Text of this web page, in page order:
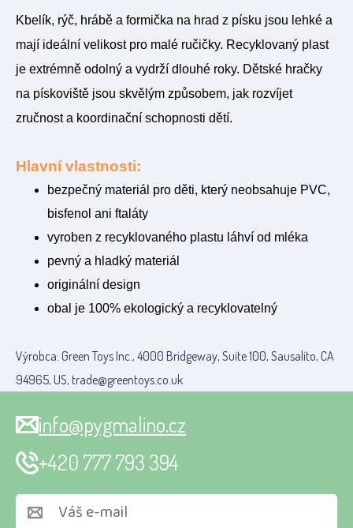
Kbelík, rýč, hrábě a formička na hrad z písku jsou lehké a
mají ideální velikost pro malé ručičky. Recyklovaný plast
je extrémně odolný a vydrží dlouhé roky. Dětské hračky
na pískoviště jsou skvělým způsobem, jak rozvíjet
zručnost a koordinační schopnosti dětí.
Hlavní vlastnosti:
bezpečný materiál pro děti, který neobsahuje PVC,
bisfenol ani ftaláty
vyroben z recyklovaného plastu láhví od mléka
pevný a hladký materiál
originální design
obal je 100% ekologický a recyklovatelný
Výrobca: Green Toys Inc., 4000 Bridgeway, Suite 100, Sausalito, CA
94965, US, trade@greentoys.co.uk
info@pygmalino.cz
+420 777 793 394